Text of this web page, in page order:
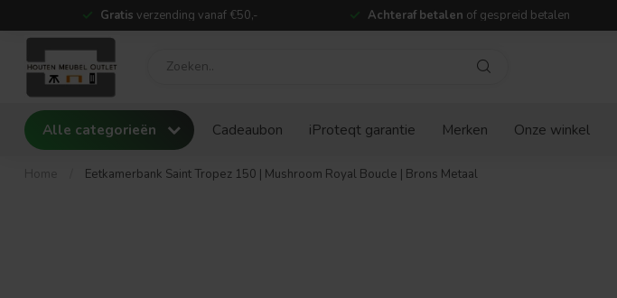
Gratis verzending vanaf €50,- Achteraf betalen of gespreid betalen
Alle categorieën Cadeaubon iProteqt garantie Merken Onze winkel
Home Eetkamerbank Saint Tropez 150 | Mushroom Royal Boucle | Brons Metaal